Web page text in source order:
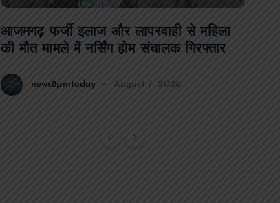
आजमगढ़ फर्जी इलाज और लापरवाही से महिला
की मौत मामले में नर्सिंग होम संचालक गिरफ्तार
news8pmtoday August 7, 2026